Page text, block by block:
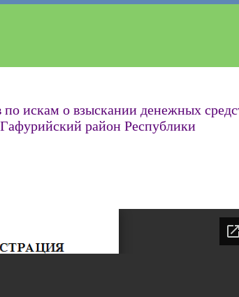
искам о взыскании денежных
Гафурийский район Республики